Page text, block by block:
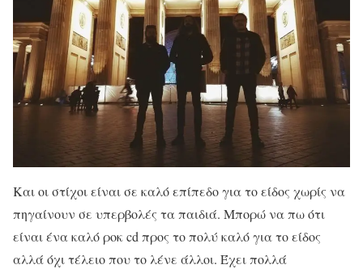
Και οι στίχοι είναι σε καλό επίπεδο για το είδος χωρίς να
πηγαίνουν σε υπερβολές τα παιδιά. Μπορώ να πω ότι
είναι ένα καλό ροκ cd προς το πολύ καλό για το είδος
αλλά όχι τέλειο που το λένε άλλοι. Έχει πολλά